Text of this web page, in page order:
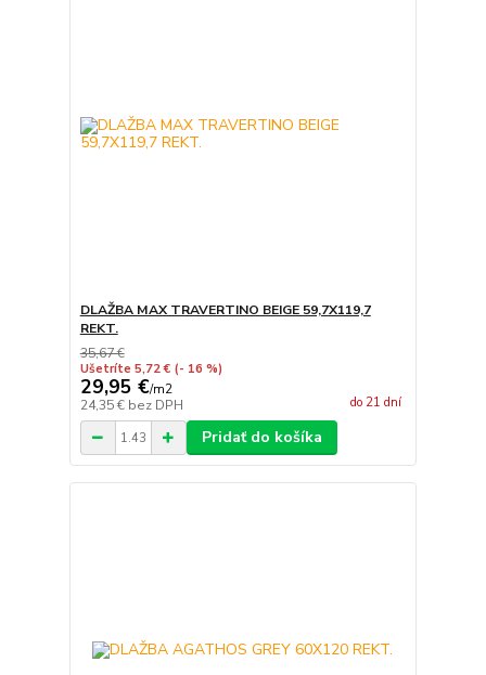
DLAŽBA MAX TRAVERTINO BEIGE 59,7X119,7
REKT.
35,67 €
Ušetríte 5,72 € (- 16 %)
29,95 €/m2
24,35 € bez DPH do 21 dní
Pridať do košíka